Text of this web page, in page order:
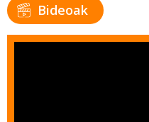
Bideoak